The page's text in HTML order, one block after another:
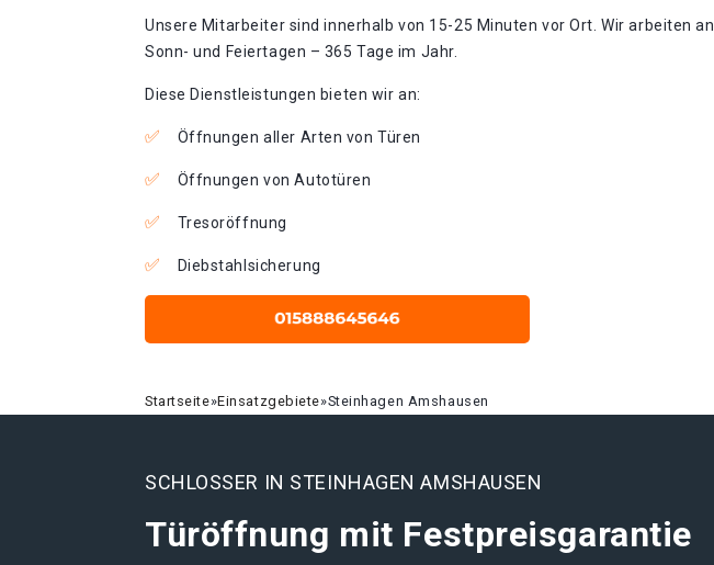
Unsere Mitarbeiter sind innerhalb von 15-25 Minuten vor Ort. Wir arbeiten an
Sonn- und Feiertagen – 365 Tage im Jahr.
Diese Dienstleistungen bieten wir an:
Öffnungen aller Arten von Türen
Öffnungen von Autotüren
Tresoröffnung
Diebstahlsicherung
Startseite»Einsatzgebiete»Steinhagen Amshausen
SCHLOSSER IN STEINHAGEN AMSHAUSEN
Türöffnung mit Festpreisgarantie